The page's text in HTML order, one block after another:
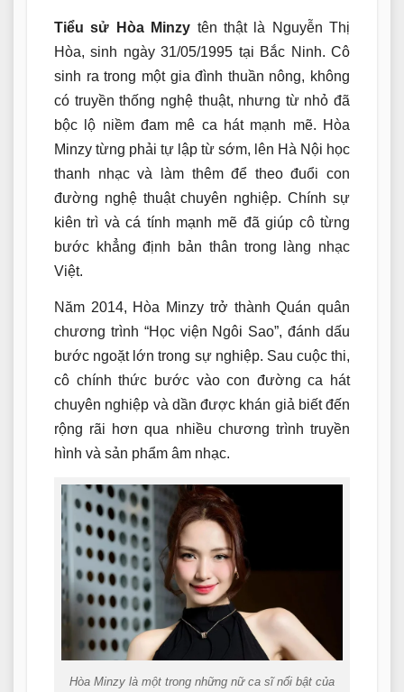
Tiểu sử Hòa Minzy tên thật là Nguyễn Thị
Hòa, sinh ngày 31/05/1995 tại Bắc Ninh. Cô
sinh ra trong một gia đình thuần nông, không
có truyền thống nghệ thuật, nhưng từ nhỏ đã
bộc lộ niềm đam mê ca hát mạnh mẽ. Hòa
Minzy từng phải tự lập từ sớm, lên Hà Nội học
thanh nhạc và làm thêm để theo đuổi con
đường nghệ thuật chuyên nghiệp. Chính sự
kiên trì và cá tính mạnh mẽ đã giúp cô từng
bước khẳng định bản thân trong làng nhạc
Việt.
Năm 2014, Hòa Minzy trở thành Quán quân
chương trình “Học viện Ngôi Sao”, đánh dấu
bước ngoặt lớn trong sự nghiệp. Sau cuộc thi,
cô chính thức bước vào con đường ca hát
chuyên nghiệp và dần được khán giả biết đến
rộng rãi hơn qua nhiều chương trình truyền
hình và sản phẩm âm nhạc.
Hòa Minzy là một trong những nữ ca sĩ nổi bật của